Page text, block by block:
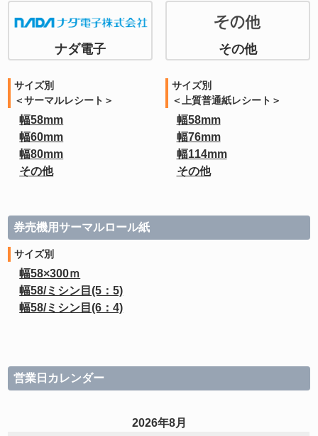
ナダ電子 その他
サイズ別
＜サーマルレシート＞
幅58mm
幅60mm
幅80mm
その他
サイズ別
＜上質普通紙レシート＞
幅58mm
幅76mm
幅114mm
その他
券売機用サーマルロール紙
サイズ別
幅58×300ｍ
幅58/ミシン目(5：5)
幅58/ミシン目(6：4)
営業日カレンダー
2026年8月